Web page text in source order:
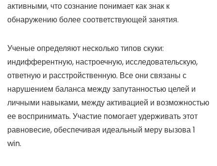
активными, что сознание понимает как знак к
обнаружению более соответствующей занятия.
Ученые определяют несколько типов скуки:
индифферентную, настроечную, исследовательскую,
ответную и расстройственную. Все они связаны с
нарушением баланса между запутанностью целей и
личными навыками, между активацией и возможностью
ее воспринимать. Участие помогает удерживать этот
равновесие, обеспечивая идеальный меру вызова 1
win.